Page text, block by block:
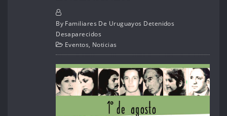
By Familiares De Uruguayos Detenidos
Desaparecidos
Eventos, Noticias